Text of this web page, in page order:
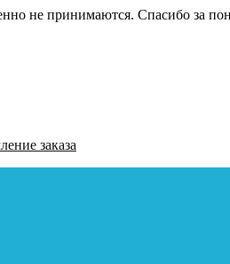
не принимаются. Спасибо за
заказа